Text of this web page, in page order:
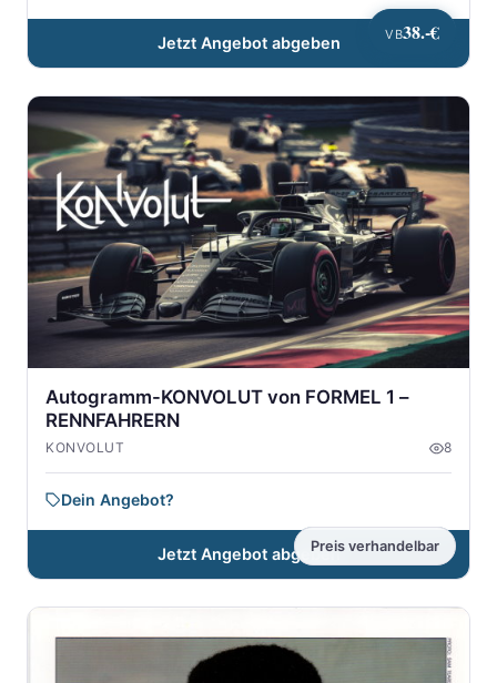
VB38.-€
Jetzt Angebot abgeben
Preis verhandelbar
Autogramm-KONVOLUT von FORMEL 1 –
RENNFAHRERN
KONVOLUT 8
Dein Angebot?
Jetzt Angebot abgeben